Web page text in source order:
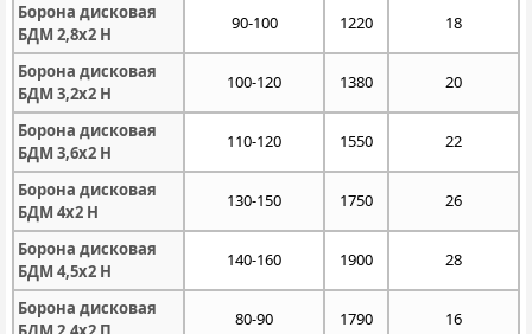
Борона дисковая
БДМ 2,8х2 Н
90-100 1220 18
Борона дисковая
БДМ 3,2х2 Н
100-120 1380 20
Борона дисковая
БДМ 3,6х2 Н
110-120 1550 22
Борона дисковая
БДМ 4х2 Н
130-150 1750 26
Борона дисковая
БДМ 4,5х2 Н
140-160 1900 28
Борона дисковая
80-90 1790 16